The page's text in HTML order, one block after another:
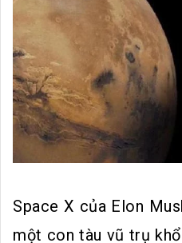
Space X của Elon
một con tàu vũ trụ